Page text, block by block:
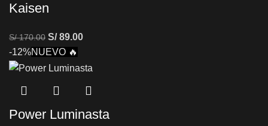
Kaisen
S/170.00 S/89.00
-12%NUEVO 🔥
Power Luminasta